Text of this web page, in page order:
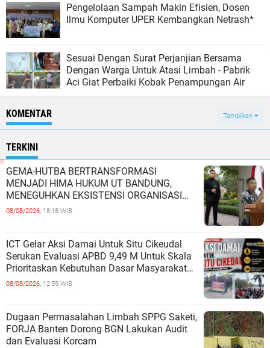
Pengelolaan Sampah Makin Efisien, Dosen
Ilmu Komputer UPER Kembangkan Netrash*
Sesuai Dengan Surat Perjanjian Bersama
Dengan Warga Untuk Atasi Limbah - Pabrik
Aci Giat Perbaiki Kobak Penampungan Air
KOMENTAR Tampilkan
TERKINI
GEMA-HUTBA BERTRANSFORMASI
MENJADI HIMA HUKUM UT BANDUNG,
MENEGUHKAN EKSISTENSI ORGANISASI
MAHASISWA HUKUM UNIVERSITAS
08/08/2026, 18:18 WIB
ICT Gelar Aksi Damai Untuk Situ Cikeudal
Serukan Evaluasi APBD 9,49 M Untuk Skala
Prioritaskan Kebutuhan Dasar Masyarakat
Belum Saat nya Butuh Kawasa
08/08/2026, 12:59 WIB
Dugaan Permasalahan Limbah SPPG Saketi,
FORJA Banten Dorong BGN Lakukan Audit
dan Evaluasi Korcam